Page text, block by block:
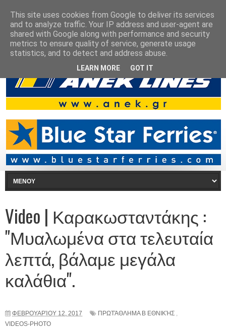
Video | Καρακωσταντάκης :
"Μυαλωμένα στα τελευταία
λεπτά, βάλαμε μεγάλα
καλάθια".
ΦΕΒΡΟΥΑΡΊΟΥ 12, 2017 ΠΡΩΤΆΘΛΗΜΑ Β ΕΘΝΙΚΉΣ ,
VIDEOS-PHOTO
This site uses cookies from Google to deliver its services
and to analyze traffic. Your IP address and user-agent are
shared with Google along with performance and security
metrics to ensure quality of service, generate usage
statistics, and to detect and address abuse.
LEARN MORE GOT IT